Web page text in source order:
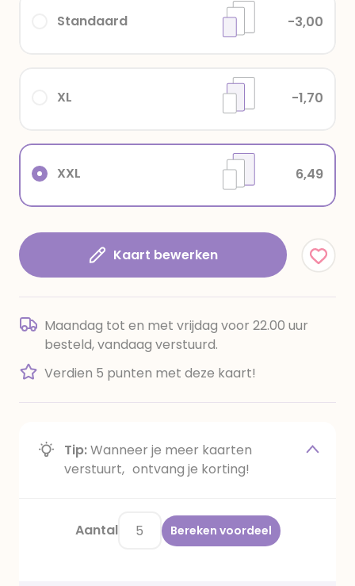
XXL 6,49
XL -1,70
Standaard -3,00
Kaart bewerken
Maandag tot en met vrijdag voor 22.00 uur
besteld, vandaag verstuurd.
Verdien 5 punten met deze kaart!
Tip:Wanneer je meer kaarten
verstuurt, ontvang je korting!
Aantal Bereken voordeel